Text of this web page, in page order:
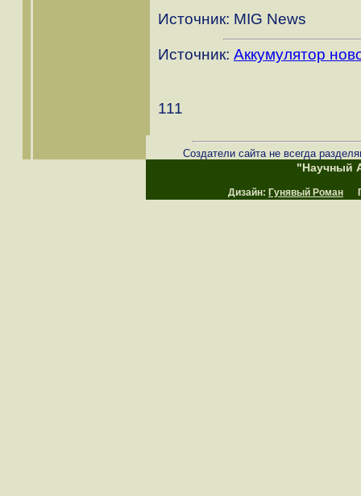
Источник: MIG News
Источник: Аккумулятор
111
Создатели сайта не всегда
"Научный
Дизайн: Гунявый Роман